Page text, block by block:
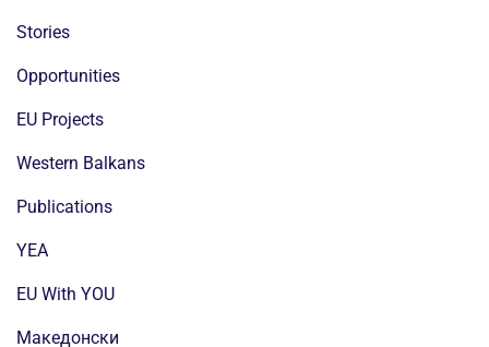
Stories
Opportunities
EU Projects
Western Balkans
Publications
YEA
EU With YOU
Mакедонски